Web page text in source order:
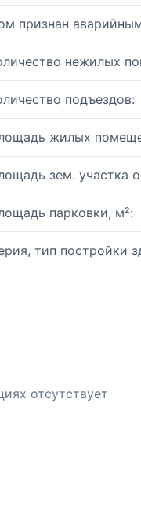
признан
нежилых
подъездов:
жилых
зем. участка
парковки, м²:
тип постройки
отсутствует